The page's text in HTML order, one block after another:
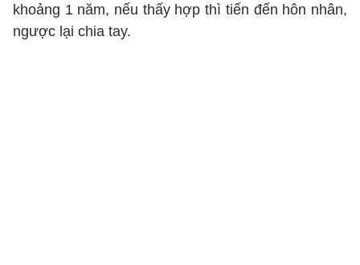
khoảng 1 năm, nếu thấy hợp thì tiến đến hôn nhân,
ngược lại chia tay.